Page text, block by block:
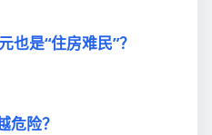
也是“住房难民”？
危险？